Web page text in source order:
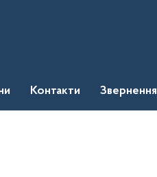
Контакти Звернення